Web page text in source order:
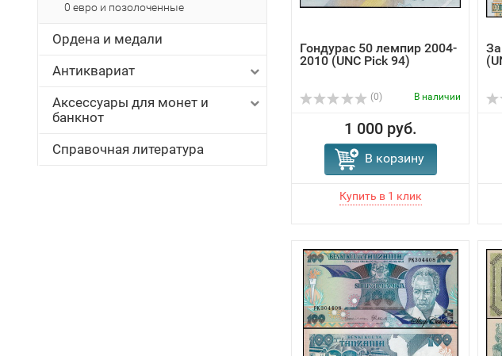
0 евро и позолоченные
Ордена и медали
Антиквариат
Аксессуары для монет и
банкнот
Справочная литература
Гондурас 50 лемпир 2004-
2010 (UNC Pick 94)
(0) В наличии
1 000 руб.
В корзину